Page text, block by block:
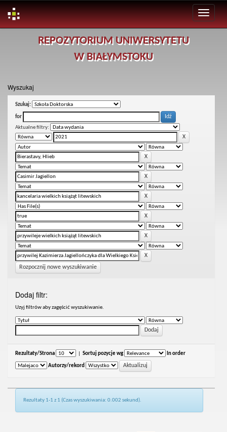
REPOZYTORIUM UNIWERSYTETU
W BIAŁYMSTOKU
Wyszukaj
Szukaj:
for
Aktualne filtry:
Rozpocznij nowe wyszukiwanie
Dodaj filtr:
Uzyj filtrów aby zagęścić wyszukiwanie.
Rezultaty/Strona Sortuj pozycje wg In order
Autorzy/rekord
Rezultaty 1-1 z 1 (Czas wyszukiwania: 0.002 sekund).